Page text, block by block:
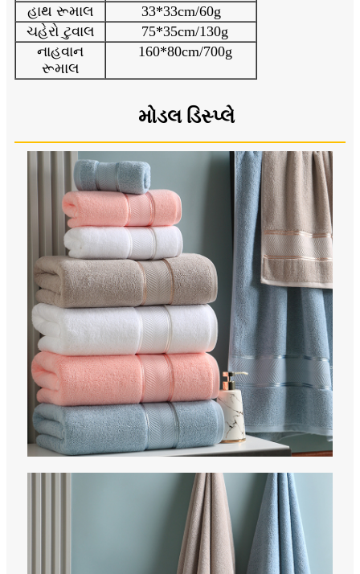
હાથ રૂમાલ
33*33cm/60g
ચહેરો ટુવાલ
75*35cm/130g
નાહવાન
રૂમાલ
160*80cm/700g
મોડલ ડિસ્પ્લે